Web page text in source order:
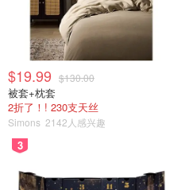
$19.99 $130.00
被套+枕套
2折了！! 230支天丝
Simons 2142人感兴趣
3